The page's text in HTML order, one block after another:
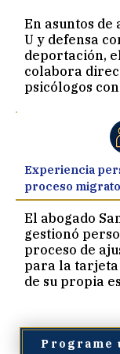
California en
sólida
influye
manera en
elabora las
E-2, O-1, EB-
En asuntos de
U y defensa
deportación,
colabora
psicólogos
abogado
pionero en un
capacitación
—desarrollado
Derecho
Facultad de
Francisco—
estudiantes de
psicología
elaborar
psicológicas
menudo
Experiencia
proceso
El abogado
gestionó
proceso de
para la
de su propia
además de
legales, a
Programe